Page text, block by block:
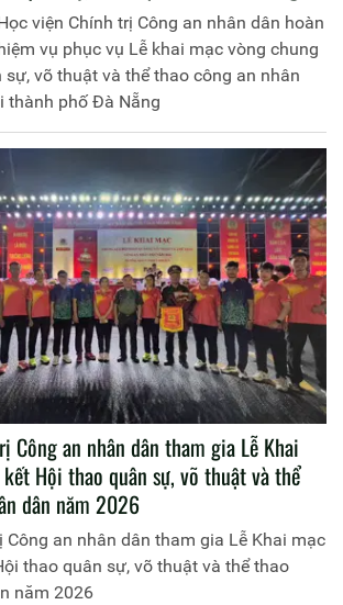
tại thành phố Đà Nẵng
viện Chính trị Công an nhân dân hoàn
vụ phục vụ Lễ khai mạc vòng chung
sự, võ thuật và thể thao công an nhân
thành phố Đà Nẵng
Công an nhân dân tham gia Lễ Khai
Hội thao quân sự, võ thuật và thể
dân năm 2026
Công an nhân dân tham gia Lễ Khai mạc
thao quân sự, võ thuật và thể thao
năm 2026